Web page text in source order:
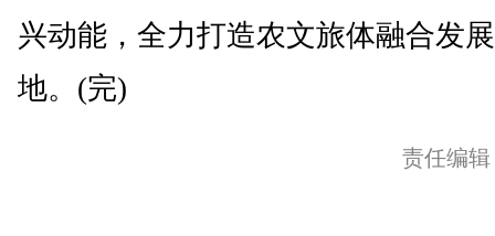
兴动能，全力打造农文旅体融合发
地。(完)
责任编